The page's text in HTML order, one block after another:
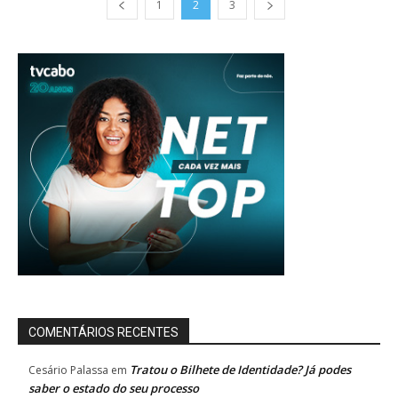
1 2 3
COMENTÁRIOS RECENTES
Cesário Palassa em Tratou o Bilhete de Identidade? Já podes
saber o estado do seu processo